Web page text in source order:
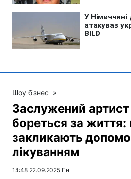
Шоу бізнес »
Заслужений артист
бореться за життя:
закликають
лікуванням
14:48 22.09.2025 Пн